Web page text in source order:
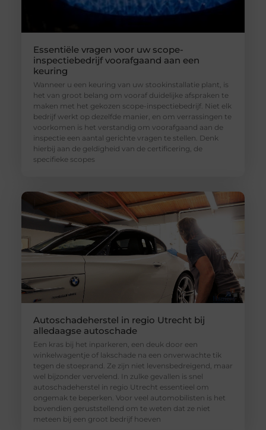
Essentiële vragen voor uw scope-
inspectiebedrijf voorafgaand aan een
keuring
Wanneer u een keuring van uw stookinstallatie plant, is
het van groot belang om vooraf duidelijke afspraken te
maken met het gekozen scope-inspectiebedrijf. Niet elk
bedrijf werkt op dezelfde manier, en om verrassingen te
voorkomen is het verstandig om voorafgaand aan de
inspectie een aantal gerichte vragen te stellen. Denk
hierbij aan de geldigheid van de certificering, de
specifieke scopes
Autoschadeherstel in regio Utrecht bij
alledaagse autoschade
Een kras bij het inparkeren, een deuk door een
winkelwagentje of lakschade na een onverwachte tik
tegen de stoeprand. Ze zijn niet levensbedreigend, maar
wel bijzonder vervelend. In zulke gevallen is snel
autoschadeherstel in regio Utrecht essentieel om
ongemak te beperken. Voor veel automobilisten is het
bovendien geruststellend om te weten dat ze niet
meteen bij een groot bedrijf hoeven